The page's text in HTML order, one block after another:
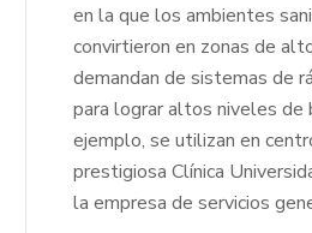
en la que los ambientes
convirtieron en zonas de
demandan de sistemas de
para lograr altos niveles de
ejemplo, se utilizan en
prestigiosa Clínica
la empresa de servicios